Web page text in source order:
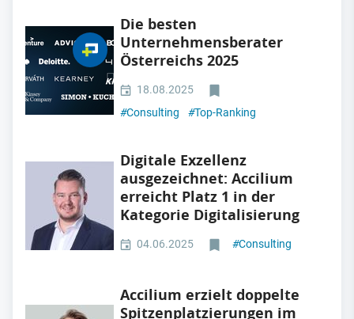
Die besten
Unternehmensberater
Österreichs 2025
18.08.2025
#Consulting #Top-Ranking
Digitale Exzellenz
ausgezeichnet: Accilium
erreicht Platz 1 in der
Kategorie Digitalisierung
04.06.2025 #Consulting
Accilium erzielt doppelte
Spitzenplatzierungen im